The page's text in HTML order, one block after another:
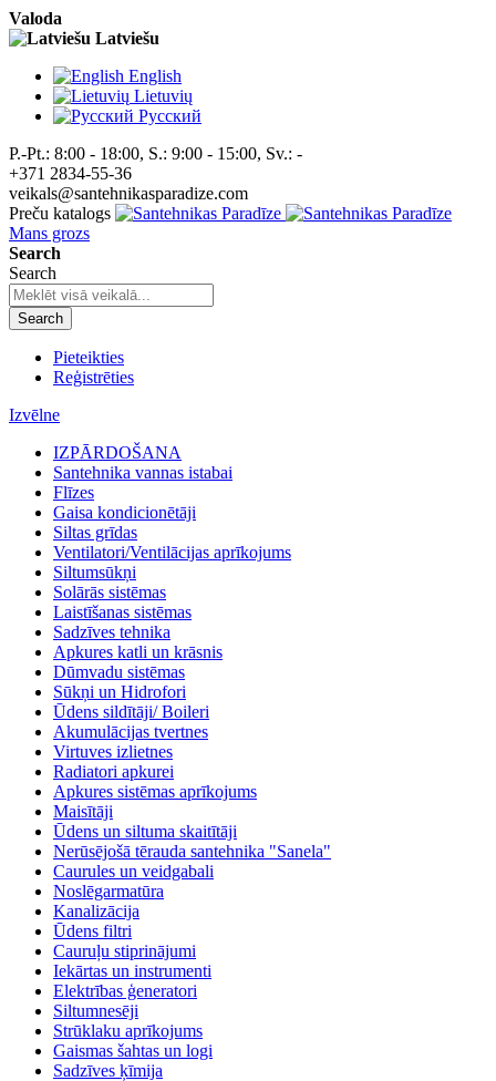
Valoda
Latviešu
English
Lietuvių
Pусский
P.-Pt.: 8:00 - 18:00, S.: 9:00 - 15:00, Sv.: -
+371 2834-55-36
veikals@santehnikasparadize.com
Preču katalogs
Mans grozs
Search
Search
Search
Pieteikties
Reģistrēties
Izvēlne
IZPĀRDOŠANA
Santehnika vannas istabai
Flīzes
Gaisa kondicionētāji
Siltas grīdas
Ventilatori/Ventilācijas aprīkojums
Siltumsūkņi
Solārās sistēmas
Laistīšanas sistēmas
Sadzīves tehnika
Apkures katli un krāsnis
Dūmvadu sistēmas
Sūkņi un Hidrofori
Ūdens sildītāji/ Boileri
Akumulācijas tvertnes
Virtuves izlietnes
Radiatori apkurei
Apkures sistēmas aprīkojums
Maisītāji
Ūdens un siltuma skaitītāji
Nerūsējošā tērauda santehnika "Sanela"
Caurules un veidgabali
Noslēgarmatūra
Kanalizācija
Ūdens filtri
Cauruļu stiprinājumi
Iekārtas un instrumenti
Elektrības ģeneratori
Siltumnesēji
Strūklaku aprīkojums
Gaismas šahtas un logi
Sadzīves ķīmija